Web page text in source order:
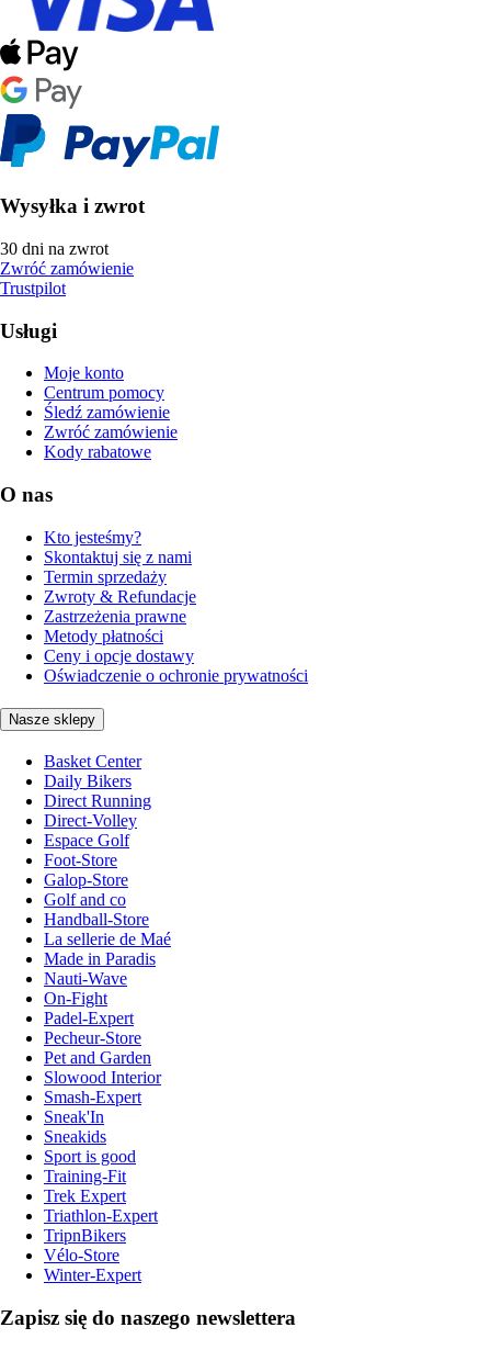
Wysyłka i zwrot
30 dni na zwrot
Zwróć zamówienie
Trustpilot
Usługi
Moje konto
Centrum pomocy
Śledź zamówienie
Zwróć zamówienie
Kody rabatowe
O nas
Kto jesteśmy?
Skontaktuj się z nami
Termin sprzedaży
Zwroty & Refundacje
Zastrzeżenia prawne
Metody płatności
Ceny i opcje dostawy
Oświadczenie o ochronie prywatności
Nasze sklepy
Basket Center
Daily Bikers
Direct Running
Direct-Volley
Espace Golf
Foot-Store
Galop-Store
Golf and co
Handball-Store
La sellerie de Maé
Made in Paradis
Nauti-Wave
On-Fight
Padel-Expert
Pecheur-Store
Pet and Garden
Slowood Interior
Smash-Expert
Sneak'In
Sneakids
Sport is good
Training-Fit
Trek Expert
Triathlon-Expert
TripnBikers
Vélo-Store
Winter-Expert
Zapisz się do naszego newslettera